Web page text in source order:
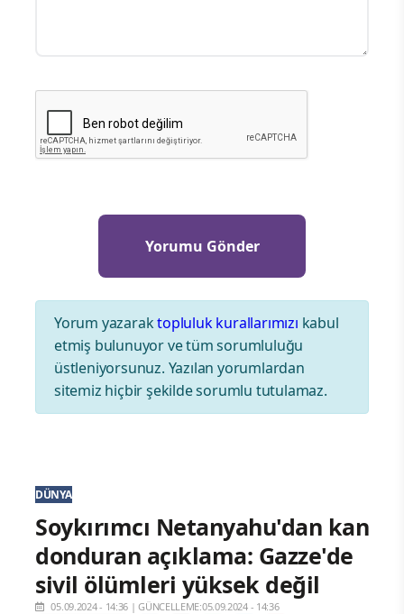
Yorum yazaraktopluluk kurallarımızı kabul
etmiş bulunuyor ve tüm sorumluluğu
üstleniyorsunuz. Yazılan yorumlardan
sitemiz hiçbir şekilde sorumlu tutulamaz.
DÜNYA
Soykırımcı Netanyahu'dan kan
donduran açıklama: Gazze'de
sivil ölümleri yüksek değil
05.09.2024 - 14:36 |GÜNCELLEME:05.09.2024 - 14:36